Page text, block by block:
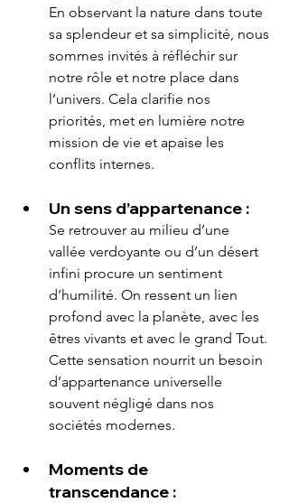
En observant la nature dans toute
sa splendeur et sa simplicité, nous
sommes invités à réfléchir sur
notre rôle et notre place dans
l’univers. Cela clarifie nos
priorités, met en lumière notre
mission de vie et apaise les
conflits internes.
Un sens d’appartenance :
Se retrouver au milieu d’une
vallée verdoyante ou d’un désert
infini procure un sentiment
d’humilité. On ressent un lien
profond avec la planète, avec les
êtres vivants et avec le grand Tout.
Cette sensation nourrit un besoin
d’appartenance universelle
souvent négligé dans nos
sociétés modernes.
Moments de
transcendance :